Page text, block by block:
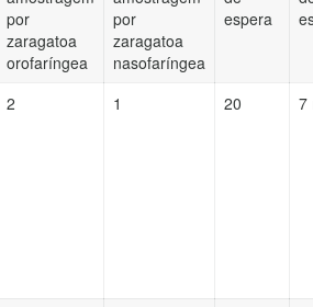
por
zaragatoa
orofaríngea
por
zaragatoa
nasofaríngea
espera
2 1 20 7